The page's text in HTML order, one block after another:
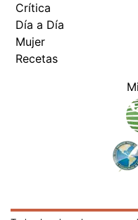
Crítica
Día a Día
Mujer
Recetas